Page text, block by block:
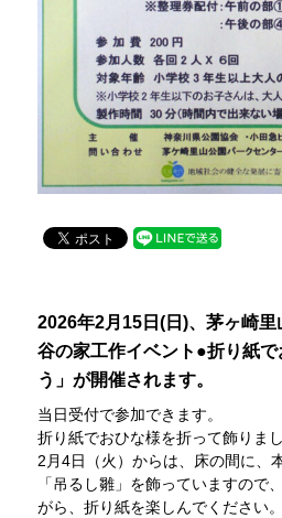
2026年2月15日(日)、茅ヶ崎
谷の家工作イベント●折り紙
う」が開催されます。
当日受付で参加できます。
折り紙でおひな様を折って飾りまし
2 月4日（火）からは、床の間に、
「吊るし雛」を飾っていますので
がら、折り紙を楽しんでください。